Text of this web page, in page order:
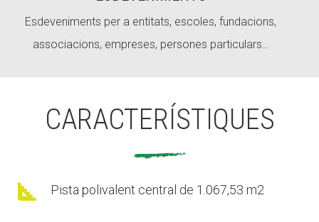
Esdeveniments per a entitats, escoles, fundacions,
associacions, empreses, persones particulars…
CARACTERÍSTIQUES
 Pista polivalent central de 1.067,53 m2